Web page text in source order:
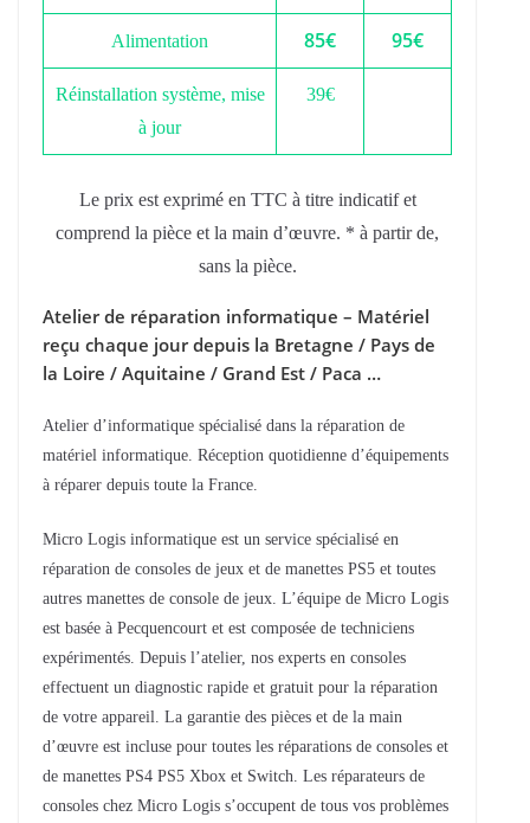
Alimentation 85€ 95€
Réinstallation système, mise
à jour
39€
Le prix est exprimé en TTC à titre indicatif et
comprend la pièce et la main d’œuvre. * à partir de,
sans la pièce.
Atelier de réparation informatique – Matériel
reçu chaque jour depuis la Bretagne / Pays de
la Loire / Aquitaine / Grand Est / Paca …
Atelier d’informatique spécialisé dans la réparation de
matériel informatique. Réception quotidienne d’équipements
à réparer depuis toute la France.
Micro Logis informatique est un service spécialisé en
réparation de consoles de jeux et de manettes PS5 et toutes
autres manettes de console de jeux. L’équipe de Micro Logis
est basée à Pecquencourt et est composée de techniciens
expérimentés. Depuis l’atelier, nos experts en consoles
effectuent un diagnostic rapide et gratuit pour la réparation
de votre appareil. La garantie des pièces et de la main
d’œuvre est incluse pour toutes les réparations de consoles et
de manettes PS4 PS5 Xbox et Switch. Les réparateurs de
consoles chez Micro Logis s’occupent de tous vos problèmes